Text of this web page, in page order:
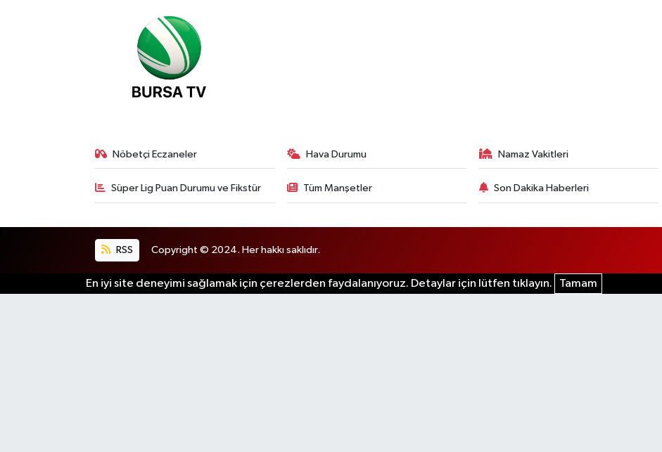
Nöbetçi Eczaneler Hava Durumu Namaz Vakitleri
Süper Lig Puan Durumu ve Fikstür Tüm Manşetler Son Dakika Haberleri
RSS Copyright © 2024. Her hakkı saklıdır.
En iyi site deneyimi sağlamak için çerezlerden faydalanıyoruz. Detaylar için lütfen tıklayın. Tamam